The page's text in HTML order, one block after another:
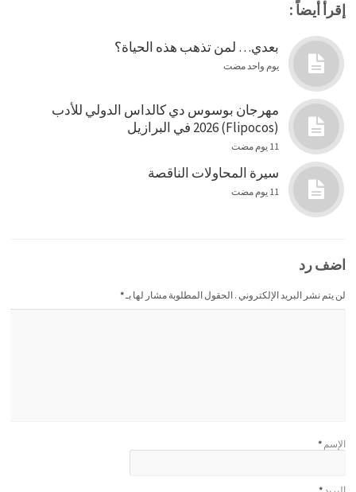
إقرأ أيضاً :
بعدي… لمن تذهب هذه الحياة؟
يوم واحد مضت
مهرجان بوسوس دي كالداس الدولي للأدب
(Flipocos) 2026 في البرازيل
11 يوم مضت
سيرة المحاولات الناقصة
11 يوم مضت
اضف رد
لن يتم نشر البريد الإلكتروني . الحقول المطلوبة مشار لها بـ*
الإسم *